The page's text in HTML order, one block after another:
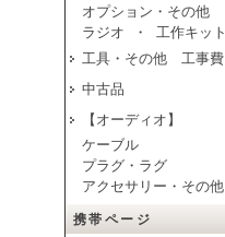
オプション・その他
ラジオ ・ 工作キット
工具・その他 工事費
中古品
【オーディオ】
ケーブル
プラグ・ラグ
アクセサリー・その他
携帯ページ